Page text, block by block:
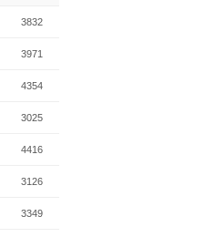
3832
3971
4354
3025
4416
3126
3349